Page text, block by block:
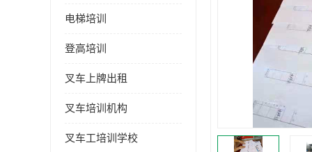
电梯培训
登高培训
叉车上牌出租
叉车培训机构
叉车工培训学校